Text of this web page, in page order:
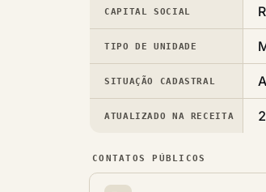
CAPITAL SOCIAL
TIPO DE UNIDADE
SITUAÇÃO CADASTRAL
ATUALIZADO NA RECEITA
CONTATOS PÚBLICOS